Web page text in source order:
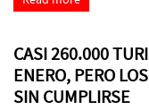
CASI 260.000
ENERO, PERO
SIN CUMPLIRSE